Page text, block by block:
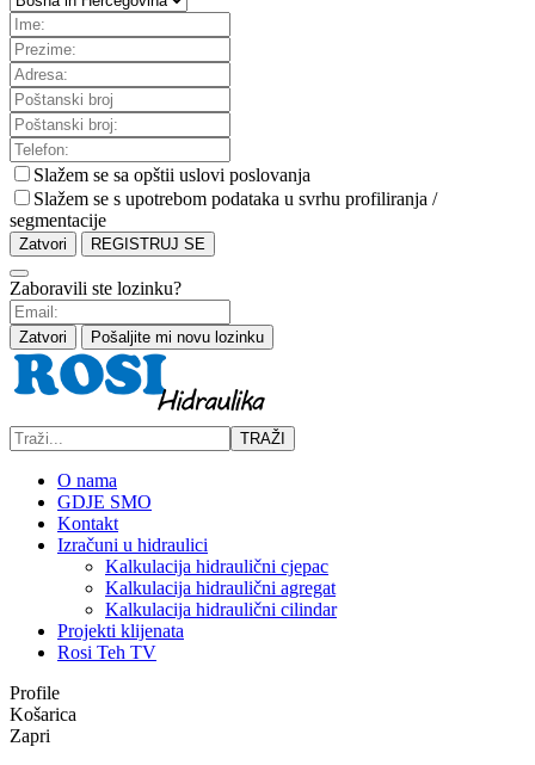
Slažem se sa opštii uslovi poslovanja
Slažem se s upotrebom podataka u svrhu profiliranja /
segmentacije
Zatvori REGISTRUJ SE
Zaboravili ste lozinku?
Zatvori Pošaljite mi novu lozinku
TRAŽI
O nama
GDJE SMO
Kontakt
Izračuni u hidraulici
Kalkulacija hidraulični cjepac
Kalkulacija hidraulični agregat
Kalkulacija hidraulični cilindar
Projekti klijenata
Rosi Teh TV
Profile
Košarica
Zapri